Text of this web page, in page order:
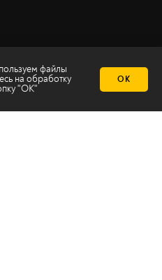
файлы
на обработку
"ОК"
ОК